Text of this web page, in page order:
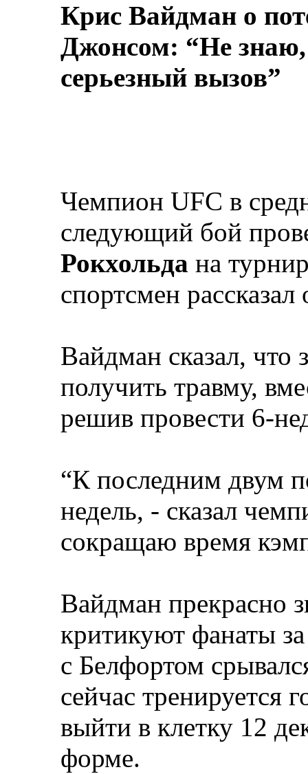
Крис Вайдман о
Джонсом: “Не знаю,
серьезный вызов”
Чемпион UFC в
следующий бой
Рокхольда на
спортсмен
Вайдман сказал, что
получить травму,
решив провести 6-
“К последним двум
недель, - сказал
сокращаю время
Вайдман прекрасно
критикуют фанаты
с Белфортом
сейчас тренируется
выйти в клетку 12
форме.